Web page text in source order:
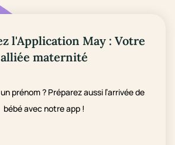
l'Application May : Votre
alliée maternité
prénom ? Préparez aussi l’arrivée de
bébé avec notre app !